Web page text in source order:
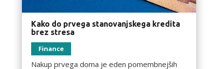
Kako do prvega stanovanjskega kredita
brez stresa
Finance
Nakup prvega doma je eden pomembnejših